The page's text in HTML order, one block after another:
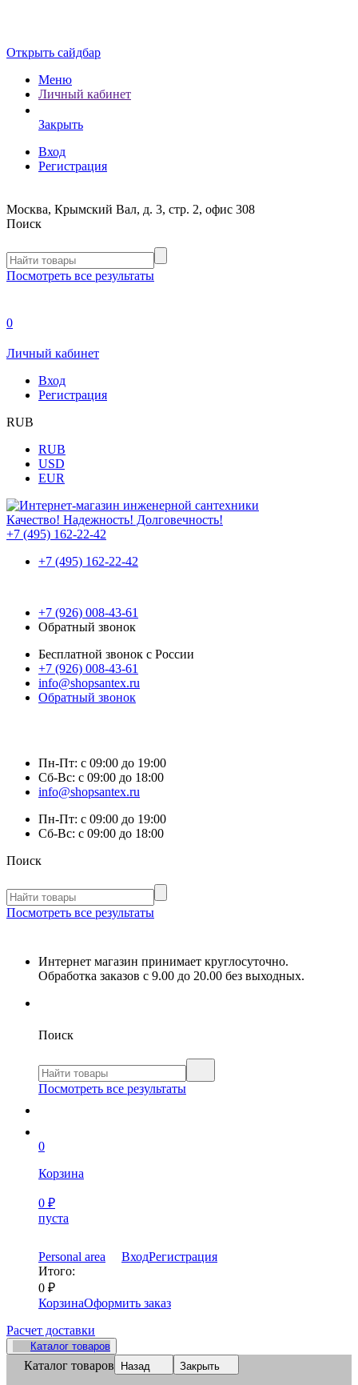
Открыть сайдбар
Меню
Личный кабинет
Закрыть
Вход
Регистрация
Москва, Крымский Вал, д. 3, стр. 2, офис 308
Поиск
Посмотреть все результаты
0
Личный кабинет
Вход
Регистрация
RUB
RUB
USD
EUR
Качество! Надежность! Долговечность!
+7 (495) 162-22-42
+7 (495) 162-22-42
+7 (926) 008-43-61
Обратный звонок
Бесплатной звонок с России
+7 (926) 008-43-61
info@shopsantex.ru
Обратный звонок
Пн-Пт: с 09:00 до 19:00
Сб-Вс: с 09:00 до 18:00
info@shopsantex.ru
Пн-Пт: с 09:00 до 19:00
Сб-Вс: с 09:00 до 18:00
Поиск
Посмотреть все результаты
Интернет магазин принимает круглосуточно.
Обработка заказов с 9.00 до 20.00 без выходных.
Поиск
Посмотреть все результаты
0
Корзина
0 ₽
пуста
Personal area ВходРегистрация
Итого:
0 ₽
КорзинаОформить заказ
Расчет доставки
Каталог товаров
Каталог товаров Назад Закрыть